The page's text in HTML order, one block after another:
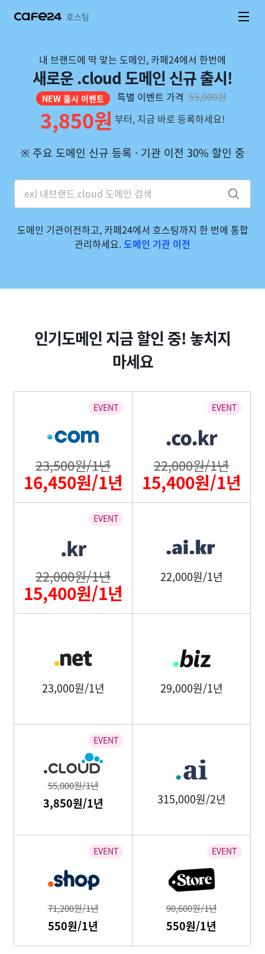
호스팅
내 브랜드에 딱 맞는 도메인, 카페24에서 한번에
새로운 .cloud 도메인 신규 출시!
NEW 출시 이벤트 특별 이벤트 가격 55,000원
3,850원 부터, 지금 바로 등록하세요!
※ 주요 도메인 신규 등록 · 기관 이전 30% 할인 중
도메인 기관이전하고, 카페24에서 호스팅까지 한 번에 통합
관리하세요.도메인 기관 이전
인기도메인 지금 할인 중! 놓치지
마세요
23,500원/1년
16,450원/1년
22,000원/1년
15,400원/1년
22,000원/1년
15,400원/1년
22,000원/1년
23,000원/1년 29,000원/1년
55,000원/1년
3,850원/1년 315,000원/2년
71,200원/1년
550원/1년
90,600원/1년
550원/1년